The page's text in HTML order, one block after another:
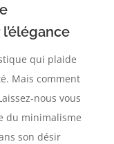
qui plaide
Mais comment
nous vous
du minimalisme
son désir